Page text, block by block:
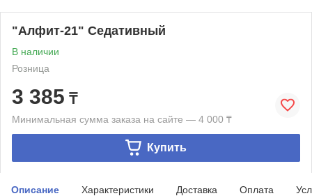
"Алфит-21" Седативный
В наличии
Розница
3 385 ₸
Минимальная сумма заказа на сайте — 4 000 ₸
Купить
Описание Характеристики Доставка Оплата